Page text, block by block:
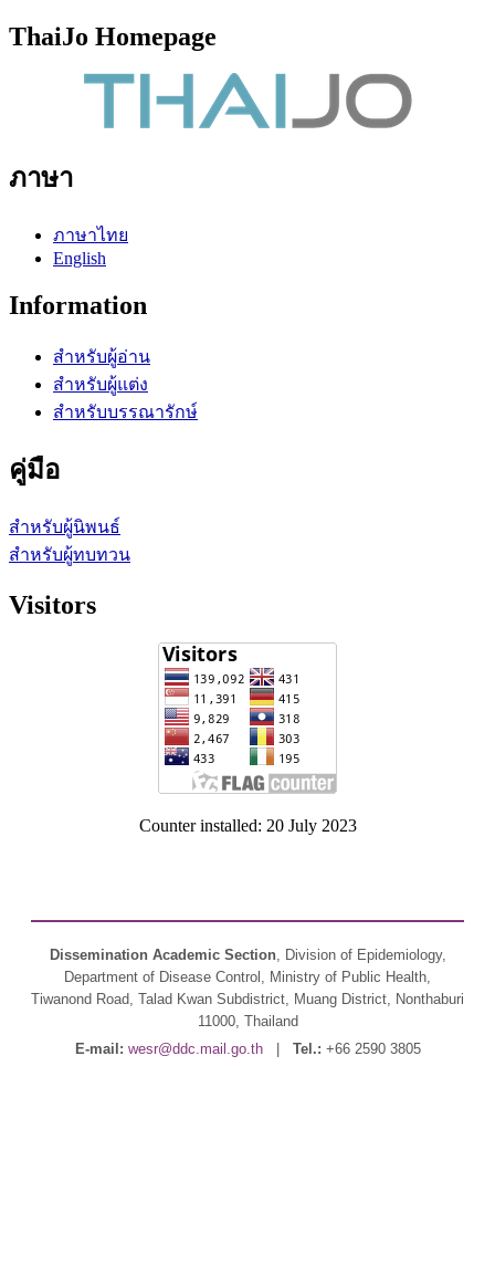
ThaiJo Homepage
ภาษา
ภาษาไทย
English
Information
สำหรับผู้อ่าน
สำหรับผู้แต่ง
สำหรับบรรณารักษ์
คู่มือ
สำหรับผู้นิพนธ์
สำหรับผู้ทบทวน
Visitors
Counter installed: 20 July 2023
Dissemination Academic Section, Division of Epidemiology,
Department of Disease Control, Ministry of Public Health,
Tiwanond Road, Talad Kwan Subdistrict, Muang District, Nonthaburi
11000, Thailand
E-mail: wesr@ddc.mail.go.th| Tel.: +66 2590 3805